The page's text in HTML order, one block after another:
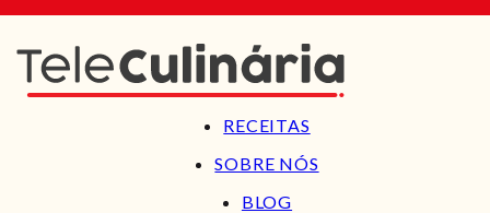
RECEITAS
SOBRE NÓS
BLOG